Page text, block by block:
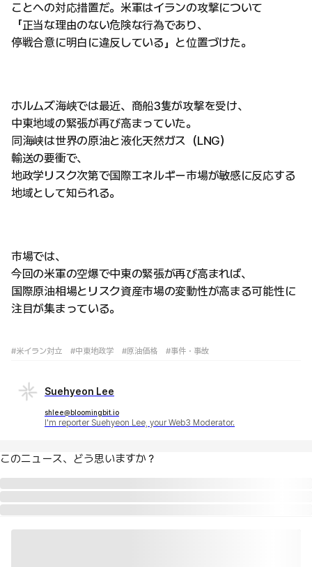
ことへの対応措置だ。米軍はイランの攻撃について
「正当な理由のない危険な行為であり、
停戦合意に明白に違反している」と位置づけた。
ホルムズ海峡では最近、商船3隻が攻撃を受け、
中東地域の緊張が再び高まっていた。
同海峡は世界の原油と液化天然ガス（LNG）
輸送の要衝で、
地政学リスク次第で国際エネルギー市場が敏感に反応する
地域として知られる。
市場では、
今回の米軍の空爆で中東の緊張が再び高まれば、
国際原油相場とリスク資産市場の変動性が高まる可能性に
注目が集まっている。
#米イラン対立 #中東地政学 #原油価格 #事件・事故
Suehyeon Lee
shlee@bloomingbit.io
I'm reporter Suehyeon Lee, your Web3 Moderator.
このニュース、どう思いますか？